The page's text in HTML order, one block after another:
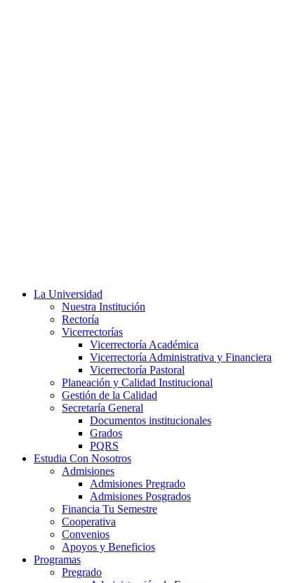
La Universidad
Nuestra Institución
Rectoría
Vicerrectorías
Vicerrectoría Académica
Vicerrectoría Administrativa y Financiera
Vicerrectoría Pastoral
Planeación y Calidad Institucional
Gestión de la Calidad
Secretaría General
Documentos institucionales
Grados
PQRS
Estudia Con Nosotros
Admisiones
Admisiones Pregrado
Admisiones Posgrados
Financia Tu Semestre
Cooperativa
Convenios
Apoyos y Beneficios
Programas
Pregrado